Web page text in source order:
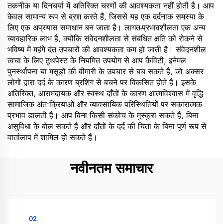
तकनीक या दिनचर्या में अतिरिक्त चरणों की आवश्यकता नहीं होती है। आप
केवल सामान्य रूप से ब्रश करते हैं, जिससे यह एक दर्दनाक समस्या के
लिए एक अप्रयास समाधान बन जाता है। लागत-प्रभावशीलता एक अन्य
व्यावहारिक लाभ है, क्योंकि संवेदनशीलता से संबंधित क्षति को रोकने से
भविष्य में महंगे दंत उपचारों की आवश्यकता कम हो जाती है। संवेदनशील
त्वचा के लिए टूथपेस्ट के नियमित उपयोग से आप कैविटी, इनेमल
पुनर्स्थापना या मसूड़ों की बीमारी के उपचार से बच सकते हैं, जो अक्सर
लोगों द्वारा दर्द के कारण ब्रशिंग से बचने पर विकसित होते हैं। इसके
अतिरिक्त, आरामदायक और स्वस्थ दाँतों के कारण आत्मविश्वास में वृद्धि
सामाजिक अंतःक्रियाओं और व्यावसायिक परिस्थितियों पर सकारात्मक
प्रभाव डालती है। आप बिना किसी संकोच के मुस्कुरा सकते हैं, बिना
असुविधा के बोल सकते हैं और दाँतों के दर्द की चिंता के बिना पूर्ण रूप से
वार्तालाप में शामिल हो सकते हैं।
नवीनतम समाचार
02